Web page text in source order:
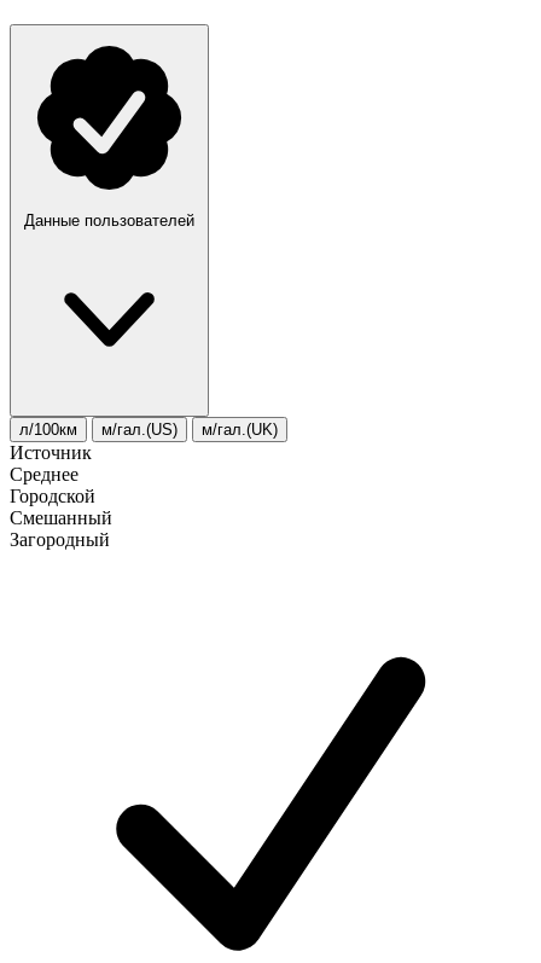
Данные пользователей
л/100км м/гал.(US) м/гал.(UK)
Источник
Среднее
Городской
Смешанный
Загородный